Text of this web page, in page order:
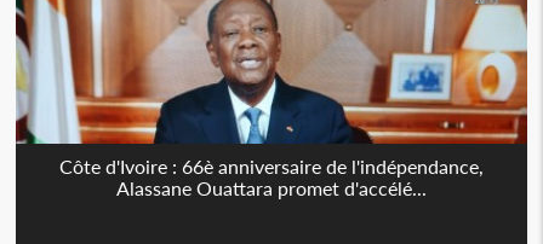
Côte d'Ivoire : 66è anniversaire de l'indépendance,
Alassane Ouattara promet d'accélé...